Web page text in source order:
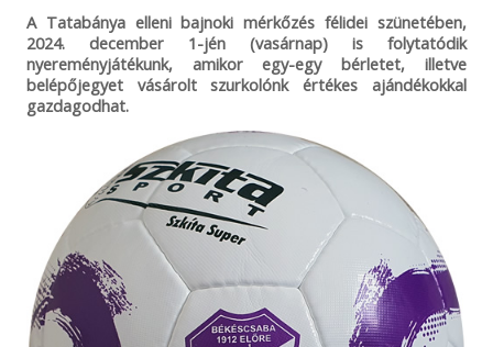
A Tatabánya elleni bajnoki mérkőzés félidei szünetében,
2024. december 1-jén (vasárnap) is folytatódik
nyereményjátékunk, amikor egy-egy bérletet, illetve
belépőjegyet vásárolt szurkolónk értékes ajándékokkal
gazdagodhat.